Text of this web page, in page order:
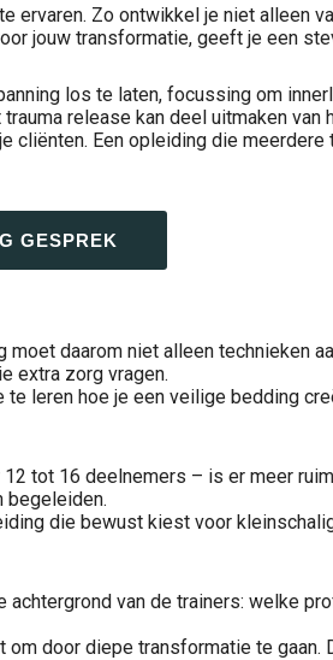
ervaren. Zo ontwikkel je niet alleen
jouw transformatie, geeft je een
los te laten, focussing om
release kan deel uitmaken van
Een opleiding die
GESPREK
daarom niet alleen technieken
extra zorg vragen.
leren hoe je een veilige bedding
tot 16 deelnemers – is er meer
begeleiden.
die bewust kiest voor
van de trainers: welke
door diepe transformatie te